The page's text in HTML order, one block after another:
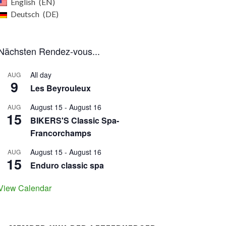
Deutsch
DE
Rendez-vous...
AUG
9
All day
Les Beyrouleux
AUG
15
August 15 - August 16
BIKERS'S Classic Spa-
Francorchamps
AUG
15
August 15 - August 16
Enduro classic spa
Calendar